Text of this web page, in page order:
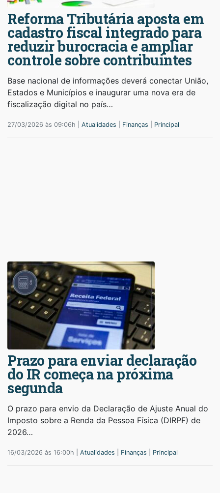
Reforma Tributária aposta em
cadastro fiscal integrado para
reduzir burocracia e ampliar
controle sobre contribuintes
Base nacional de informações deverá conectar União,
Estados e Municípios e inaugurar uma nova era de
fiscalização digital no país…
27/03/2026 às 09:06h | Atualidades Finanças Principal
Prazo para enviar declaração
do IR começa na próxima
segunda
O prazo para envio da Declaração de Ajuste Anual do
Imposto sobre a Renda da Pessoa Física (DIRPF) de
2026…
16/03/2026 às 16:00h | Atualidades Finanças Principal